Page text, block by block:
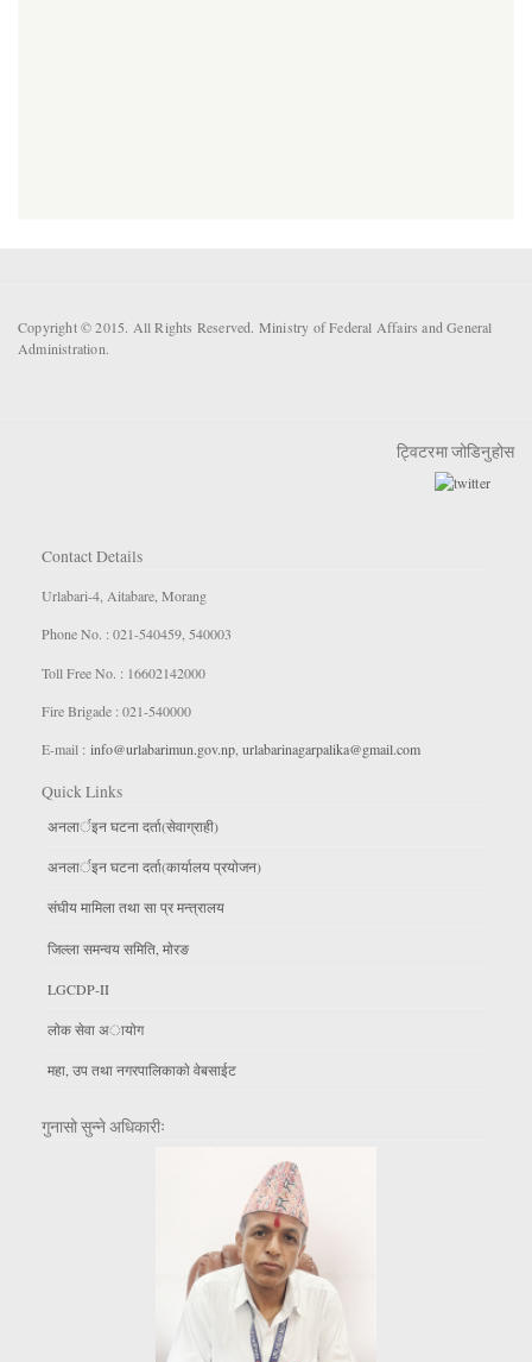
Copyright © 2015. All Rights Reserved. Ministry of Federal Affairs and General
Administration.
ट्विटरमा जोडिनुहोस
Contact Details
Urlabari-4, Aitabare, Morang
Phone No. : 021-540459, 540003
Toll Free No. : 16602142000
Fire Brigade : 021-540000
E-mail : info@urlabarimun.gov.np,urlabarinagarpalika@gmail.com
Quick Links
अनलार्इन घटना दर्ता(सेवाग्राही)
अनलार्इन घटना दर्ता(कार्यालय प्रयाेजन)
संघीय मामिला तथा सा प्र मन्त्रालय
जिल्ला समन्वय समिति, माेरङ
LGCDP-II
लाेक सेवा अायाेग
महा, उप तथा नगरपालिकाकाे वेबसाईट
गुनासो सुन्ने अधिकारीः